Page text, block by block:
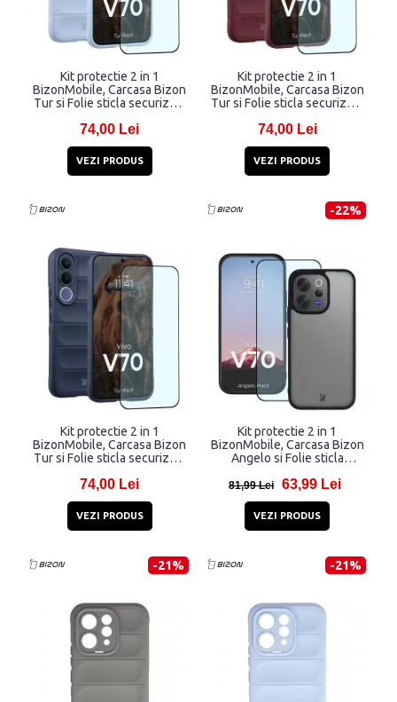
Kit protectie 2 in 1
BizonMobile, Carcasa Bizon
Tur si Folie sticla securizata
compatibil cu Vivo V70,
74,00 Lei
VEZI PRODUS
Kit protectie 2 in 1
BizonMobile, Carcasa Bizon
Tur si Folie sticla securizata
compatibil cu Vivo V70,
74,00 Lei
VEZI PRODUS
Kit protectie 2 in 1
BizonMobile, Carcasa Bizon
Tur si Folie sticla securizata
compatibil cu Vivo V70,
Dark Blue
74,00 Lei
VEZI PRODUS
-22%
Kit protectie 2 in 1
BizonMobile, Carcasa Bizon
Angelo si Folie sticla
Edge, compatibil cu Vivo
V70 5G, Negru
81,99 Lei 63,99 Lei
VEZI PRODUS
-21% -21%